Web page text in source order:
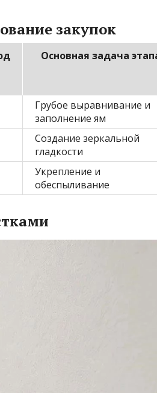
закупок
Основная задача
Грубое выравнивание и
заполнение ям
Создание зеркальной
гладкости
Укрепление и
обеспыливание